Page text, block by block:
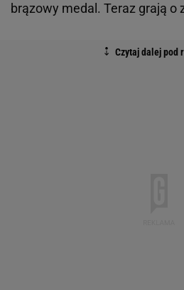
brązowy medal. Teraz grają o